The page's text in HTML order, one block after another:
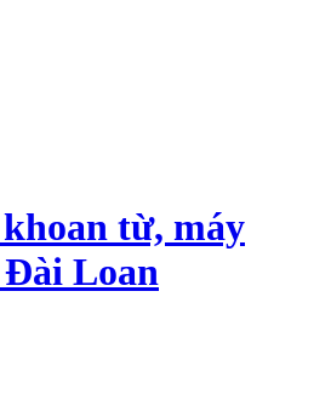
từ, máy
Đài Loan